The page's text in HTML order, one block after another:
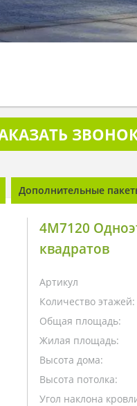
Дополнительные
4M7120
квадратов
Артикул
Количество этажей:
Общая площадь:
Жилая площадь:
Высота дома:
Высота потолка:
Угол наклона